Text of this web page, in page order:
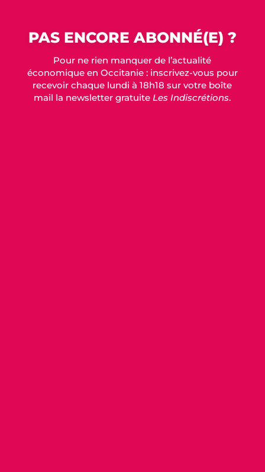
PAS ENCORE ABONNÉ(E) ?
Pour ne rien manquer de l’actualité
économique en Occitanie : inscrivez-vous pour
recevoir chaque lundi à 18h18 sur votre boîte
mail la newsletter gratuiteLes Indiscrétions.